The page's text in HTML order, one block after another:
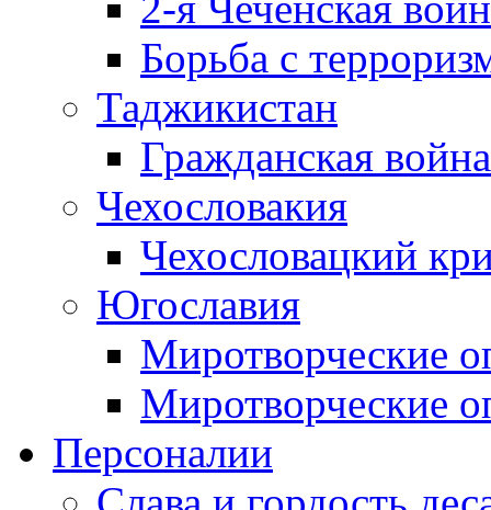
Борьба с
Таджикистан
Гражданская
Чехословакия
Чехословацкий
Югославия
Миротворческие
Миротворческие
Персоналии